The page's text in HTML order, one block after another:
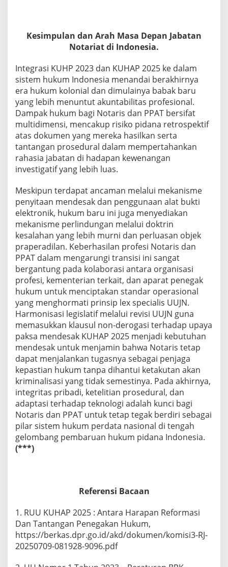
Kesimpulan dan Arah Masa Depan Jabatan
Notariat di Indonesia.
Integrasi KUHP 2023 dan KUHAP 2025 ke dalam
sistem hukum Indonesia menandai berakhirnya
era hukum kolonial dan dimulainya babak baru
yang lebih menuntut akuntabilitas profesional.
Dampak hukum bagi Notaris dan PPAT bersifat
multidimensi, mencakup risiko pidana retrospektif
atas dokumen yang mereka hasilkan serta
tantangan prosedural dalam mempertahankan
rahasia jabatan di hadapan kewenangan
investigatif yang lebih luas.
Meskipun terdapat ancaman melalui mekanisme
penyitaan mendesak dan penggunaan alat bukti
elektronik, hukum baru ini juga menyediakan
mekanisme perlindungan melalui doktrin
kesalahan yang lebih murni dan perluasan objek
praperadilan. Keberhasilan profesi Notaris dan
PPAT dalam mengarungi transisi ini sangat
bergantung pada kolaborasi antara organisasi
profesi, kementerian terkait, dan aparat penegak
hukum untuk menciptakan standar operasional
yang menghormati prinsip lex specialis UUJN.
Harmonisasi legislatif melalui revisi UUJN guna
memasukkan klausul non-derogasi terhadap upaya
paksa mendesak KUHAP 2025 menjadi kebutuhan
mendesak untuk menjamin bahwa Notaris tetap
dapat menjalankan tugasnya sebagai penjaga
kepastian hukum tanpa dihantui ketakutan akan
kriminalisasi yang tidak semestinya. Pada akhirnya,
integritas pribadi, ketelitian prosedural, dan
adaptasi terhadap teknologi adalah kunci bagi
Notaris dan PPAT untuk tetap tegak berdiri sebagai
pilar sistem hukum perdata nasional di tengah
gelombang pembaruan hukum pidana Indonesia.
(***)
Referensi Bacaan
1. RUU KUHAP 2025 : Antara Harapan Reformasi
Dan Tantangan Penegakan Hukum,
https://berkas.dpr.go.id/akd/dokumen/komisi3-RJ-
20250709-081928-9096.pdf